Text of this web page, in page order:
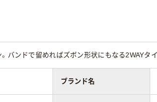
。バンドで留めればズボン形状にもなる2WAY
ブランド名